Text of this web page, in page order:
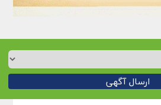
ارسال آگهی